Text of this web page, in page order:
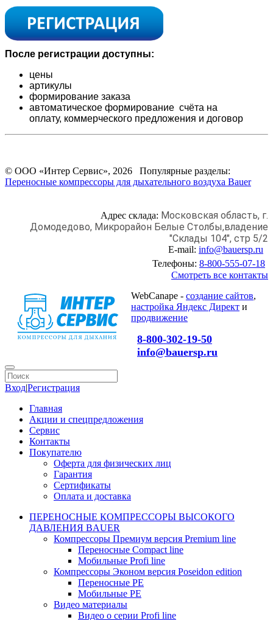
После регистрации доступны:
цены
артикулы
формирование заказа
автоматическое формирование счёта на
оплату, коммерческого предложения и договор
© ООО «Интер Сервис», 2026 Популярные разделы:
Переносные компрессоры для дыхательного воздуха Bauer
Адрес склада: Московская область, г.
Домодедово, Микрорайон Белые Столбы,владение
"Склады 104", стр 5/2
E-mail: info@bauersp.ru
Телефоны: 8-800-555-07-18
Смотреть все контакты
WebCanape - создание сайтов,
настройка Яндекс Директ и
продвижение
8-800-302-19-50
info@bauersp.ru
Вход|Регистрация
Главная
Акции и спецпредложения
Сервис
Контакты
Покупателю
Оферта для физических лиц
Гарантия
Сертификаты
Оплата и доставка
ПЕРЕНОСНЫЕ КОМПРЕССОРЫ ВЫСОКОГО
ДАВЛЕНИЯ BAUER
Компрессоры Премиум версия Premium line
Переносные Compact line
Мобильные Profi line
Компрессоры Эконом версия Poseidon edition
Переносные PE
Мобильные PE
Видео материалы
Видео о серии Profi line